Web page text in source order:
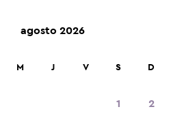
agosto 2026
M J V S D
1 2